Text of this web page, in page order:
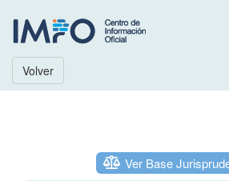
Volver
Ver Base